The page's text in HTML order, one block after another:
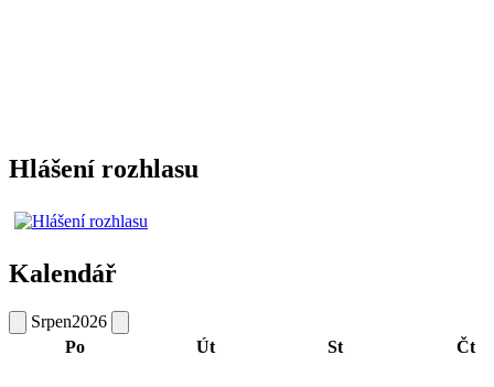
Hlášení rozhlasu
Kalendář
Srpen2026
Po
Út St Čt